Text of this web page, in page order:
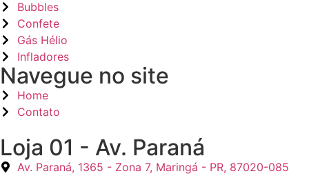
Bubbles
Confete
Gás Hélio
Infladores
Navegue no site
Home
Contato
Loja 01 - Av. Paraná
Av. Paraná, 1365 - Zona 7, Maringá - PR, 87020-085